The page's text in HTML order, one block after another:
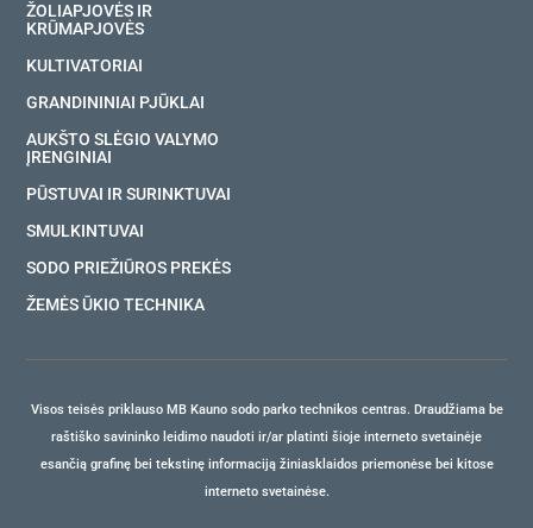
ŽOLIAPJOVĖS IR
KRŪMAPJOVĖS
KULTIVATORIAI
GRANDININIAI PJŪKLAI
AUKŠTO SLĖGIO VALYMO
ĮRENGINIAI
PŪSTUVAI IR SURINKTUVAI
SMULKINTUVAI
SODO PRIEŽIŪROS PREKĖS
ŽEMĖS ŪKIO TECHNIKA
Visos teisės priklauso MB Kauno sodo parko technikos centras. Draudžiama be
raštiško savininko leidimo naudoti ir/ar platinti šioje interneto svetainėje
esančią grafinę bei tekstinę informaciją žiniasklaidos priemonėse bei kitose
interneto svetainėse.